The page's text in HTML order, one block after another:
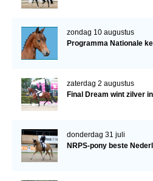
zondag 10 augustus
Programma Nationale
zaterdag 2 augustus
Final Dream wint zilver
donderdag 31 juli
NRPS-pony beste